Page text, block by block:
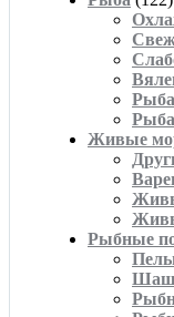
Рыба
Рыба
Живые
Рыбные